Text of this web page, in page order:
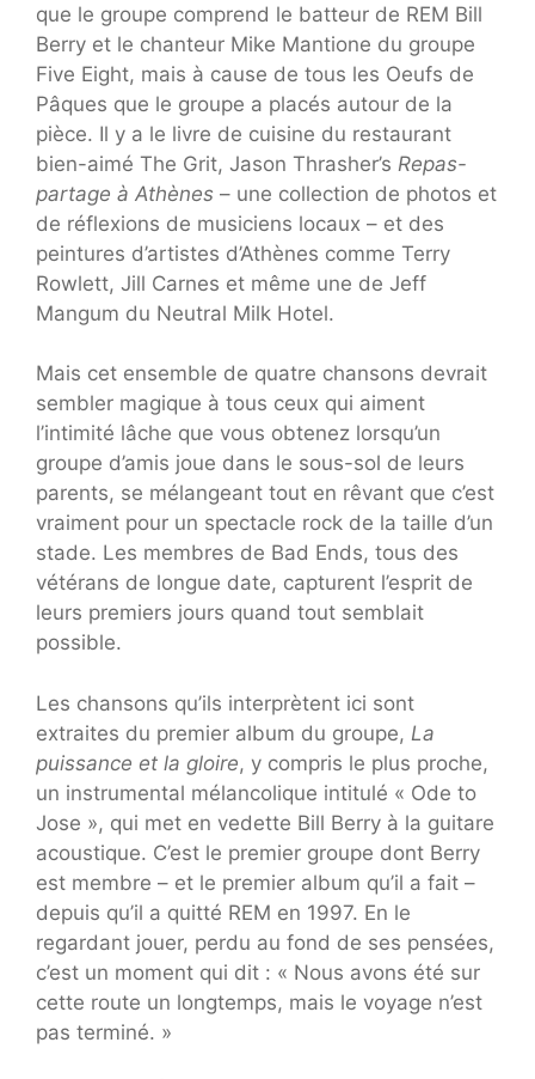
que le groupe comprend le batteur de REM Bill
Berry et le chanteur Mike Mantione du groupe
Five Eight, mais à cause de tous les Oeufs de
Pâques que le groupe a placés autour de la
pièce. Il y a le livre de cuisine du restaurant
bien-aimé The Grit, Jason Thrasher’s Repas-
partage à Athènes – une collection de photos et
de réflexions de musiciens locaux – et des
peintures d’artistes d’Athènes comme Terry
Rowlett, Jill Carnes et même une de Jeff
Mangum du Neutral Milk Hotel.
Mais cet ensemble de quatre chansons devrait
sembler magique à tous ceux qui aiment
l’intimité lâche que vous obtenez lorsqu’un
groupe d’amis joue dans le sous-sol de leurs
parents, se mélangeant tout en rêvant que c’est
vraiment pour un spectacle rock de la taille d’un
stade. Les membres de Bad Ends, tous des
vétérans de longue date, capturent l’esprit de
leurs premiers jours quand tout semblait
possible.
Les chansons qu’ils interprètent ici sont
extraites du premier album du groupe, La
puissance et la gloire, y compris le plus proche,
un instrumental mélancolique intitulé « Ode to
Jose », qui met en vedette Bill Berry à la guitare
acoustique. C’est le premier groupe dont Berry
est membre – et le premier album qu’il a fait –
depuis qu’il a quitté REM en 1997. En le
regardant jouer, perdu au fond de ses pensées,
c’est un moment qui dit : « Nous avons été sur
cette route un longtemps, mais le voyage n’est
pas terminé. »